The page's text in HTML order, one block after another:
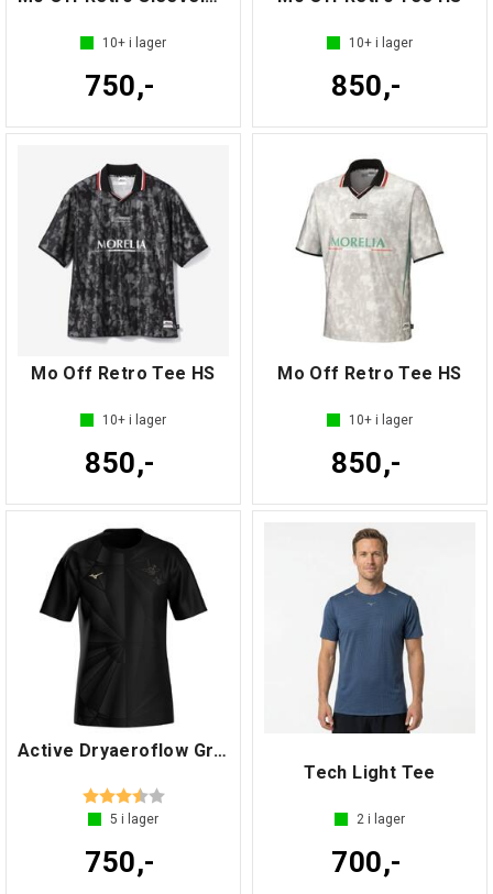
10+ i lager
750,-
10+ i lager
850,-
Mo Off Retro Tee HS
10+ i lager
850,-
Mo Off Retro Tee HS
10+ i lager
850,-
Active Dryaeroflow Graphic Tee
Betyg: 3.7 utav 5 stjärnor
5 i lager
750,-
Tech Light Tee
2 i lager
700,-